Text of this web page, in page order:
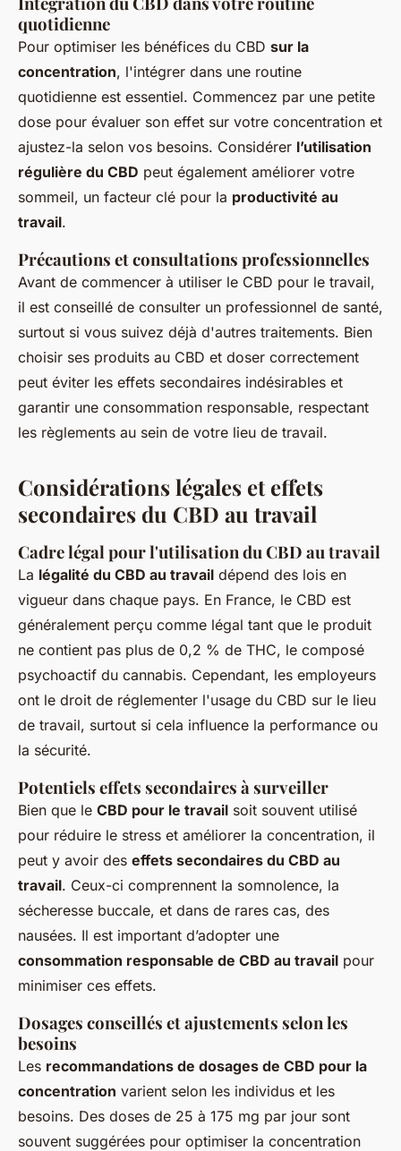
quotidienne
Pour optimiser les bénéfices du CBD sur la
concentration, l'intégrer dans une routine
quotidienne est essentiel. Commencez par une petite
dose pour évaluer son effet sur votre concentration et
ajustez-la selon vos besoins. Considérer l’utilisation
régulière du CBD peut également améliorer votre
sommeil, un facteur clé pour la productivité au
travail.
Précautions et consultations professionnelles
Avant de commencer à utiliser le CBD pour le travail,
il est conseillé de consulter un professionnel de santé,
surtout si vous suivez déjà d'autres traitements. Bien
choisir ses produits au CBD et doser correctement
peut éviter les effets secondaires indésirables et
garantir une consommation responsable, respectant
les règlements au sein de votre lieu de travail.
Considérations légales et effets
secondaires du CBD au travail
Cadre légal pour l'utilisation du CBD au travail
La légalité du CBD au travail dépend des lois en
vigueur dans chaque pays. En France, le CBD est
généralement perçu comme légal tant que le produit
ne contient pas plus de 0,2 % de THC, le composé
psychoactif du cannabis. Cependant, les employeurs
ont le droit de réglementer l'usage du CBD sur le lieu
de travail, surtout si cela influence la performance ou
la sécurité.
Potentiels effets secondaires à surveiller
Bien que le CBD pour le travail soit souvent utilisé
pour réduire le stress et améliorer la concentration, il
peut y avoir des effets secondaires du CBD au
travail. Ceux-ci comprennent la somnolence, la
sécheresse buccale, et dans de rares cas, des
nausées. Il est important d’adopter une
consommation responsable de CBD au travail pour
minimiser ces effets.
Dosages conseillés et ajustements selon les
besoins
Les recommandations de dosages de CBD pour la
concentration varient selon les individus et les
besoins. Des doses de 25 à 175 mg par jour sont
souvent suggérées pour optimiser la concentration